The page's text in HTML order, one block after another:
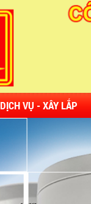
DỊCH VỤ - XÂY LẮP